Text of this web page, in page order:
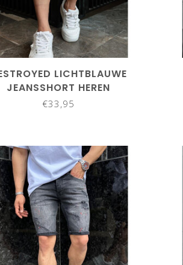
LICHTBLAUWE
JEANSSHORT HEREN
€33,95